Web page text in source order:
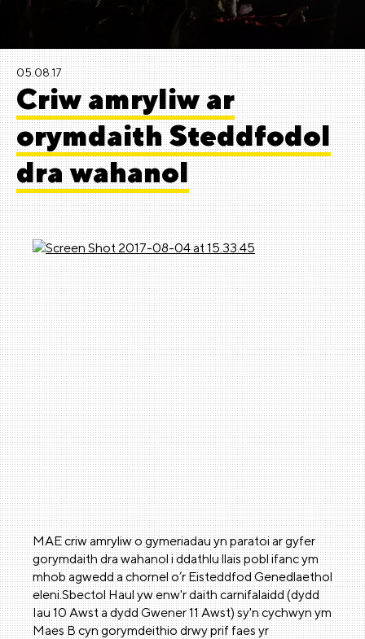
05.08.17
Criw amryliw ar
orymdaith Steddfodol
dra wahanol
MAE criw amryliw o gymeriadau yn paratoi ar gyfer
gorymdaith dra wahanol i ddathlu llais pobl ifanc ym
mhob agwedd a chornel o’r Eisteddfod Genedlaethol
eleni.Sbectol Haul yw enw'r daith carnifalaidd (dydd
Iau 10 Awst a dydd Gwener 11 Awst) sy'n cychwyn ym
Maes B cyn gorymdeithio drwy prif faes yr